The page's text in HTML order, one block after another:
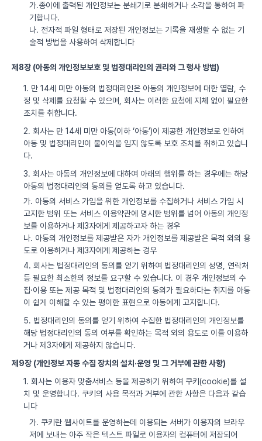
가.종이에 출력된 개인정보는 분쇄기로 분쇄하거나 소각을 통하여 파
기합니다.
나. 전자적 파일 형태로 저장된 개인정보는 기록을 재생할 수 없는 기
술적 방법을 사용하여 삭제합니다
제8장 (아동의 개인정보보호 및 법정대리인의 권리와 그 행사 방법)
1. 만 14세 미만 아동의 법정대리인은 아동의 개인정보에 대한 열람, 수
정 및 삭제를 요청할 수 있으며, 회사는 이러한 요청에 지체 없이 필요한
조치를 취합니다.
2. 회사는 만 14세 미만 아동(이하 ‘아동’)이 제공한 개인정보로 인하여
아동 및 법정대리인이 불이익을 입지 않도록 보호 조치를 취하고 있습니
다.
3. 회사는 아동의 개인정보에 대하여 아래의 행위를 하는 경우에는 해당
아동의 법정대리인의 동의를 얻도록 하고 있습니다.
가. 아동의 서비스 가입을 위한 개인정보를 수집하거나 서비스 가입 시
고지한 범위 또는 서비스 이용약관에 명시한 범위를 넘어 아동의 개인정
보를 이용하거나 제3자에게 제공하고자 하는 경우
나. 아동의 개인정보를 제공받은 자가 개인정보를 제공받은 목적 외의 용
도로 이용하거나 제3자에게 제공하는 경우
4. 회사는 법정대리인의 동의를 얻기 위하여 법정대리인의 성명, 연락처
등 필요한 최소한의 정보를 요구할 수 있습니다. 이 경우 개인정보의 수
집·이용 또는 제공 목적 및 법정대리인의 동의가 필요하다는 취지를 아동
이 쉽게 이해할 수 있는 평이한 표현으로 아동에게 고지합니다.
5. 법정대리인의 동의를 얻기 위하여 수집한 법정대리인의 개인정보를
해당 법정대리인의 동의 여부를 확인하는 목적 외의 용도로 이를 이용하
거나 제3자에게 제공하지 않습니다.
제9장 (개인정보 자동 수집 장치의 설치·운영 및 그 거부에 관한 사항)
1. 회사는 이용자 맞춤서비스 등을 제공하기 위하여 쿠키(cookie)를 설
치 및 운영합니다. 쿠키의 사용 목적과 거부에 관한 사항은 다음과 같습
니다
가. 쿠키란 웹사이트를 운영하는데 이용되는 서버가 이용자의 브라우
저에 보내는 아주 작은 텍스트 파일로 이용자의 컴퓨터에 저장되어